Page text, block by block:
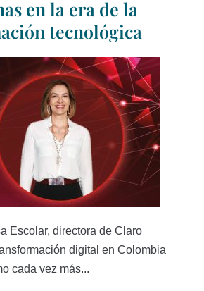
en la era de la
tecnológica
Escolar, directora de Claro
digital en Colombia
cada vez más...